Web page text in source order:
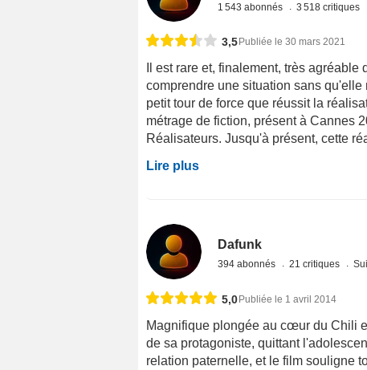
1 543 abonnés 3 518 critiques
3,5Publiée le 30 mars 2021
Il est rare et, finalement, très
comprendre une situation sans
petit tour de force que réussit la
métrage de fiction, présent à Cannes
Réalisateurs. Jusqu'à présent, cette
Lire plus
Dafunk
394 abonnés 21 critiques
5,0Publiée le 1 avril 2014
Magnifique plongée au cœur du Chili
de sa protagoniste, quittant
relation paternelle, et le film souligne